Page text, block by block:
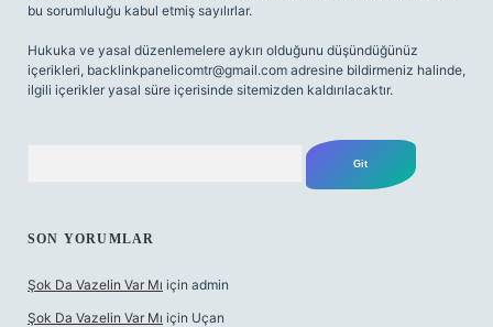
bu sorumluluğu kabul etmiş sayılırlar.
Hukuka ve yasal düzenlemelere aykırı olduğunu düşündüğünüz
içerikleri, backlinkpanelicomtr@gmail.com adresine bildirmeniz halinde,
ilgili içerikler yasal süre içerisinde sitemizden kaldırılacaktır.
SON YORUMLAR
Şok Da Vazelin Var Mı için admin
Şok Da Vazelin Var Mı için Uçan